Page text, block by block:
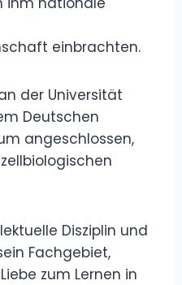
einbrachten.
der Universität
Deutschen
angeschlossen,
Disziplin und
Fachgebiet,
zum Lernen in